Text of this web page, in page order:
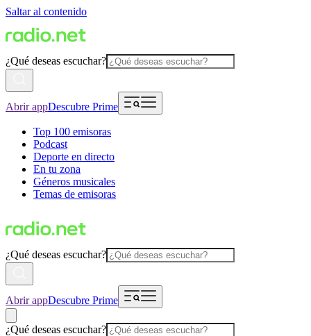
Saltar al contenido
¿Qué deseas escuchar?
Abrir appDescubre Prime
Top 100 emisoras
Podcast
Deporte en directo
En tu zona
Géneros musicales
Temas de emisoras
¿Qué deseas escuchar?
Abrir appDescubre Prime
¿Qué deseas escuchar?